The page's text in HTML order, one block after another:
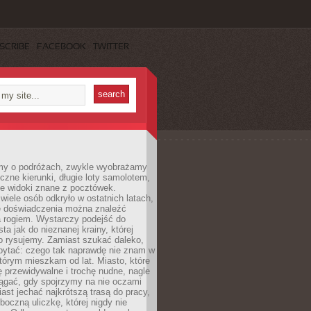
FACEBOOK TWITTER
o podróżach, zwykle wyobrażamy
kierunki, długie loty samolotem,
widoki znane z pocztówek.
osób odkryło w ostatnich latach,
doświadczenia można znaleźć
rogiem. Wystarczy podejść do
jak do nieznanej krainy, której
rysujemy. Zamiast szukać daleko,
czego tak naprawdę nie znam w
mieszkam od lat. Miasto, które
przewidywalne i trochę nudne, nagle
gdy spojrzymy na nie oczami
jechać najkrótszą trasą do pracy,
uliczkę, której nigdy nie